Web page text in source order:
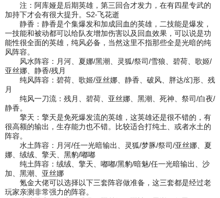
注：阿库娅是后期英雄，第三回合才发力，在有四星专武的
加持下才会有很大提升。S2-飞花逝
静香：静香是个集爆发和加成回血的英雄，二技能是爆发，
一技能和被动都可以给队友增加伤害以及回血效果，可以说是功
能性很全面的英雄，纯风必备，当然这里不指那些全是光暗的纯
风阵容。
风水阵容：月河、夏娜/黑潮、灵狐/祭司/雪狼、碧荷、歌姬/
亚丝娜、静香/残月
纯风阵容：碧荷、歌姬/亚丝娜、静香、破风、胖达/幻形、残
月
纯风一刀流：残月、碧荷、亚丝娜、黑潮、死神、祭司/白夜/
静香。
擎天：擎天是免死爆发流的英雄，这英雄还是很不错的，有
很高额的输出，生存能力也不错。
比较适合打纯土、或者水土的
阵容。
水土阵容：月河/任一光暗输出、灵狐/梦豚/祭司/亚丝娜、夏
娜、绒绒、擎天、黑豹/嘟嘟
纯土阵容：绒绒、擎天、嘟嘟/黑豹/暗魅/任一光暗输出、沙
加、黑潮、亚丝娜
氪金大佬可以选择以下三套阵容做准备，这三套都是经过老
玩家亲测非常强力的阵容。